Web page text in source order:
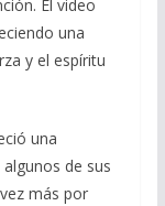
El video
una
y el espíritu
una
de sus
más por